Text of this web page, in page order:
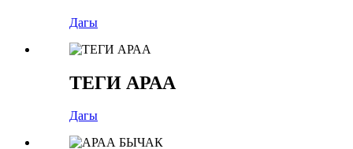
Дагы
ТЕГИ АРАА
Дагы